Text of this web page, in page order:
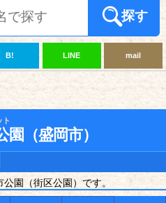
探す
B! LINE mail
ト
（盛岡市）
園（街区公園）です。